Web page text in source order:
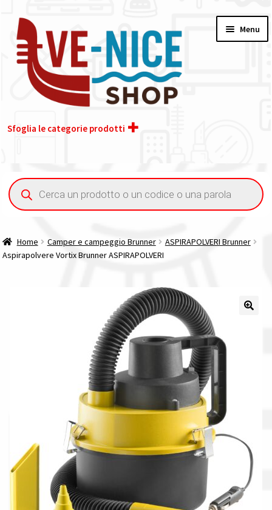
alla
navigazione
contenuto
Menu
Sfoglia le categorie prodotti
Acquisto iva 4% (agevolata)
Contatti
Acquisti in rete pubblica amministrazione
Assicurazione integrativa Garanzia3
Bonus fiscali 2025
Diritto di recesso
Ricerca
prodotti
Home Camper e campeggio Brunner
ASPIRAPOLVERI Brunner
Aspirapolvere Vortix Brunner ASPIRAPOLVERI